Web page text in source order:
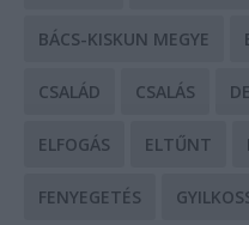
BÁCS-KISKUN MEGYE
CSALÁD CSALÁS
ELFOGÁS ELTŰNT
FENYEGETÉS